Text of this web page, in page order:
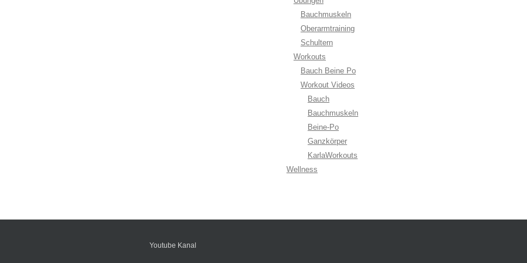
Bauchmuskeln
Oberarmtraining
Schultern
Workouts
Bauch Beine Po
Workout Videos
Bauch
Bauchmuskeln
Beine-Po
Ganzkörper
KarlaWorkouts
Wellness
Youtube Kanal